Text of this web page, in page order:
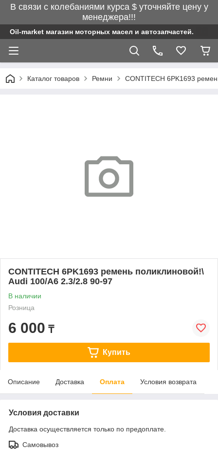
В связи с колебаниями курса $ уточняйте цену у
менеджера!!!
Oil-market магазин моторных масел и автозапчастей.
Каталог товаров Ремни CONTITECH 6PK1693
CONTITECH 6PK1693 ремень поликлиновой!\
Audi 100/A6 2.3/2.8 90-97
В наличии
Розница
6 000 ₸
Купить
Описание Доставка Оплата Условия возврата
Условия доставки
Доставка осуществляется только по предоплате.
Самовывоз